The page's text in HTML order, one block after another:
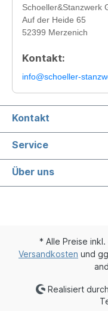
Schoeller&Stanzwerk
Auf der Heide 65
52399 Merzenich
Kontakt:
info@schoeller-
Kontakt
Service
Über uns
* Alle Preise
Versandkosten und
Realisiert